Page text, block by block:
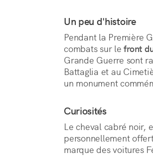
Un peu d'histoire
Pendant la Première
combats sur lefront
Grande Guerre sont
Battaglia et au
un monument
Curiosités
Le cheval cabré noir,
personnellement
marque des voitures